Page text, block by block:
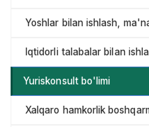
Yoshlar bilan ishlash,
Iqtidorli talabalar bilan
Yuriskonsult bo'limi
Xalqaro hamkorlik